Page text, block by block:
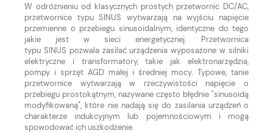
W odróżnieniu od klasycznych prostych przetwornic DC/AC,
przetwornice typu SINUS wytwarzają na wyjściu napięcie
przemienne o przebiegu sinusoidalnym, identyczne do tego
jakie jest w sieci energetycznej. Przetwornica
typu SINUS pozwala zasilać urządzenia wyposażone w silniki
elektryczne i transformatory, takie jak elektronarzędzia,
pompy i sprzęt AGD małej i średniej mocy. Typowe, tanie
przetwornice wytwarzają w rzeczywistości napięcie o
przebiegu prostokątnym, nazywane często błędnie "sinusoidą
modyfikowaną", które nie nadają się do zasilania urządzeń o
charakterze indukcyjnym lub pojemnościowym i mogą
spowodować ich uszkodzenie.